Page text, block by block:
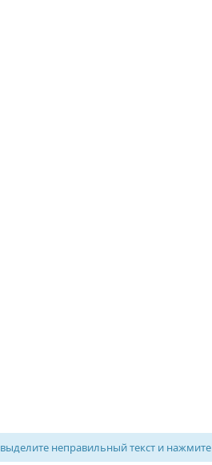
неправильный текст и нажмите